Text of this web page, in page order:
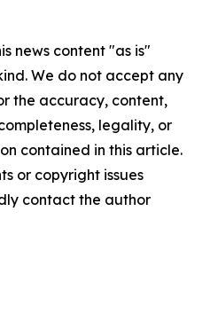
news content "as is"
We do not accept any
the accuracy, content,
legality, or
contained in this article.
or copyright issues
contact the author